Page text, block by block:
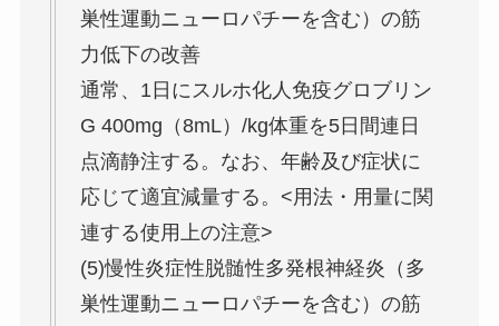
巣性運動ニューロパチーを含む）の筋
力低下の改善
通常、1日にスルホ化人免疫グロブリン
G 400mg（8mL）/kg体重を5日間連日
点滴静注する。なお、年齢及び症状に
応じて適宜減量する。<用法・用量に関
連する使用上の注意>
(5)慢性炎症性脱髄性多発根神経炎（多
巣性運動ニューロパチーを含む）の筋